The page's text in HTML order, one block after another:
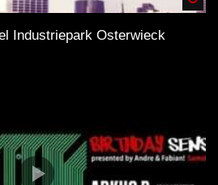
Industriepark Osterwieck